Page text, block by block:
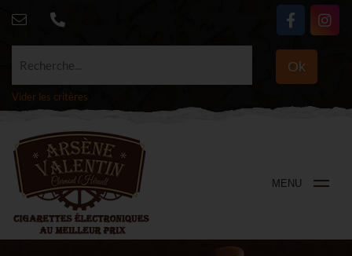
Recherche... Ok
Vider les critères
MENU